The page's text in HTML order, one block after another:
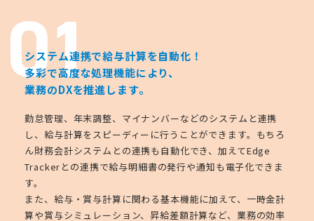
システム連携で給与計算を自動化！
多彩で高度な処理機能により、
業務のDXを推進します。
勤怠管理、年末調整、マイナンバーなどのシステムと連携
し、給与計算をスピーディーに行うことができます。もちろ
ん財務会計システムとの連携も自動化でき、加えてEdge
Trackerとの連携で給与明細書の発行や通知も電子化できま
す。
また、給与・賞与計算に関わる基本機能に加えて、一時金計
算や賞与シミュレーション、昇給差額計算など、業務の効率